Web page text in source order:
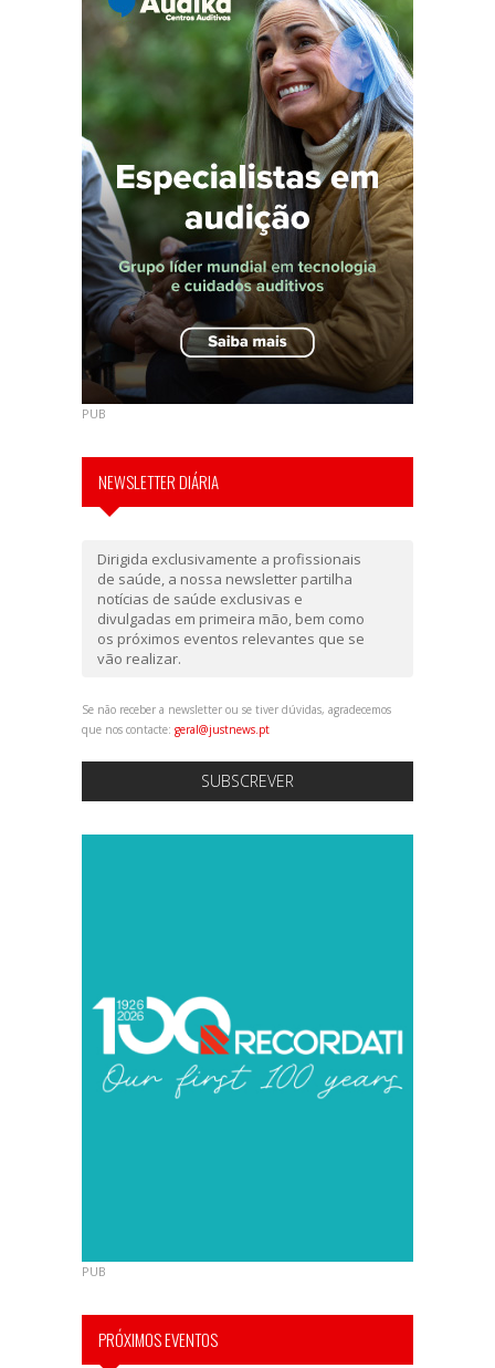
PUB
NEWSLETTER DIÁRIA
Dirigida exclusivamente a profissionais
de saúde, a nossa newsletter partilha
notícias de saúde exclusivas e
divulgadas em primeira mão, bem como
os próximos eventos relevantes que se
vão realizar.
Se não receber a newsletter ou se tiver dúvidas, agradecemos
que nos contacte: geral@justnews.pt
SUBSCREVER
PUB
PRÓXIMOS EVENTOS